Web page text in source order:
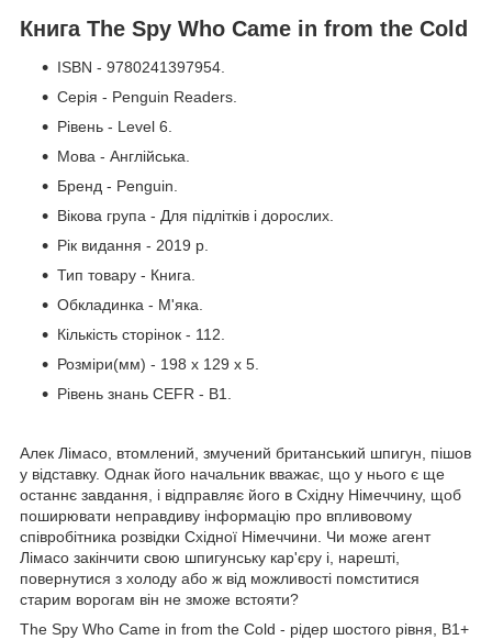
Книга The Spy Who Came in from the Cold
ISBN - 9780241397954.
Серія - Penguin Readers.
Рівень - Level 6.
Мова - Англійська.
Бренд - Penguin.
Вікова група - Для підлітків і дорослих.
Рік видання - 2019 р.
Тип товару - Книга.
Обкладинка - М'яка.
Кількість сторінок - 112.
Розміри(мм) - 198 x 129 x 5.
Рівень знань CEFR - B1.
Алек Лімасо, втомлений, змучений британський шпигун, пішов
у відставку. Однак його начальник вважає, що у нього є ще
останнє завдання, і відправляє його в Східну Німеччину, щоб
поширювати неправдиву інформацію про впливовому
співробітника розвідки Східної Німеччини. Чи може агент
Лімасо закінчити свою шпигунську кар'єру і, нарешті,
повернутися з холоду або ж від можливості помститися
старим ворогам він не зможе встояти?
The Spy Who Came in from the Cold - рідер шостого рівня, В1+